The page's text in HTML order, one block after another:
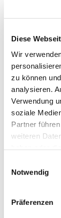
Diese
Wir
zu können
analysieren.
Verwendung
soziale
Partner
weiteren
unserer
Notwendig
Präferenzen
der Kalte
wieder die
Tragischem
Longlist
Es sind die
Mehr zeigen